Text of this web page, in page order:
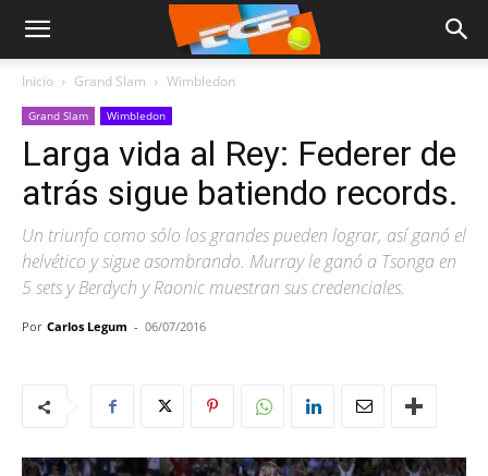
Inicio Grand Slam Wimbledon
Grand Slam Wimbledon
Larga vida al Rey: Federer de
atrás sigue batiendo records.
Un triunfo como sólo los grandes pueden lograr, así ganó el
helvético y sigue asombrando. Murray le ganó a Tsonga en
5 sets y Berdych y Raonic muestran sus credenciales.
Por Carlos Legum - 06/07/2016